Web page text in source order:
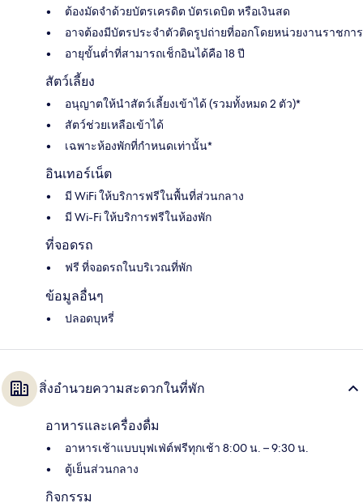
ต้องมัดจำด้วยบัตรเครดิต บัตรเดบิต หรือเงินสด
อาจต้องมีบัตรประจำตัวติดรูปถ่ายที่ออกโดยหน่วยงานราชการ
อายุขั้นต่ำที่สามารถเช็กอินได้คือ 18 ปี
สัตว์เลี้ยง
อนุญาตให้นำสัตว์เลี้ยงเข้าได้ (รวมทั้งหมด 2 ตัว)*
สัตว์ช่วยเหลือเข้าได้
เฉพาะห้องพักที่กำหนดเท่านั้น*
อินเทอร์เน็ต
มี WiFi ให้บริการฟรีในพื้นที่ส่วนกลาง
มี Wi-Fi ให้บริการฟรีในห้องพัก
ที่จอดรถ
ฟรี ที่จอดรถในบริเวณที่พัก
ข้อมูลอื่นๆ
ปลอดบุหรี่
สิ่งอำนวยความสะดวกในที่พัก
อาหารและเครื่องดื่ม
อาหารเช้าแบบบุฟเฟ่ต์ฟรีทุกเช้า 8:00 น. – 9:30 น.
ตู้เย็นส่วนกลาง
กิจกรรม